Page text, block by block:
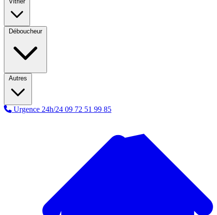
Déboucheur
Autres
Urgence 24h/24 09 72 51 99 85